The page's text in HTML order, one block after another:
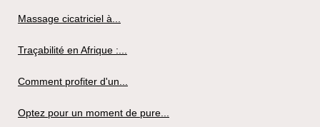
Massage cicatriciel à...
Traçabilité en Afrique :...
Comment profiter d'un...
Optez pour un moment de pure...